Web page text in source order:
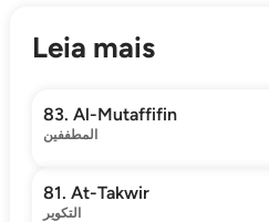
Leia mais
83. Al-Mutaffifin
المطففين
81. At-Takwir
التكوير